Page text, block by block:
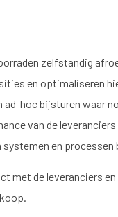
zelfstandig
en optimaliseren
ad-hoc bijsturen waar
van de
en processen
met de leveranciers